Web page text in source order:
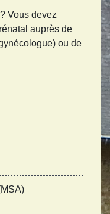
Vous devez
auprès de
ou de